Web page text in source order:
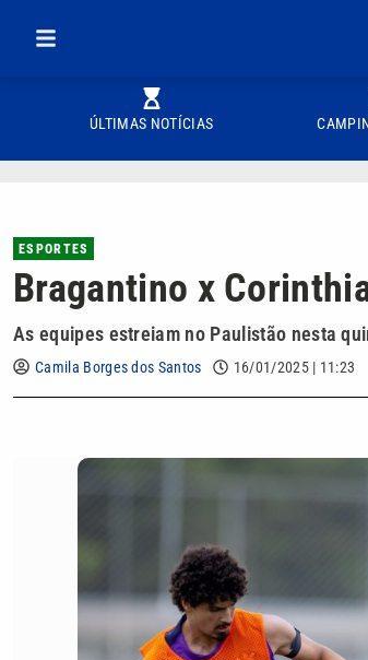
ÚLTIMAS NOTÍCIAS
ESPORTES
Bragantino x
As equipes estreiam no Paulistão nesta
Camila Borges dos Santos 16/01/2025 | 11:23